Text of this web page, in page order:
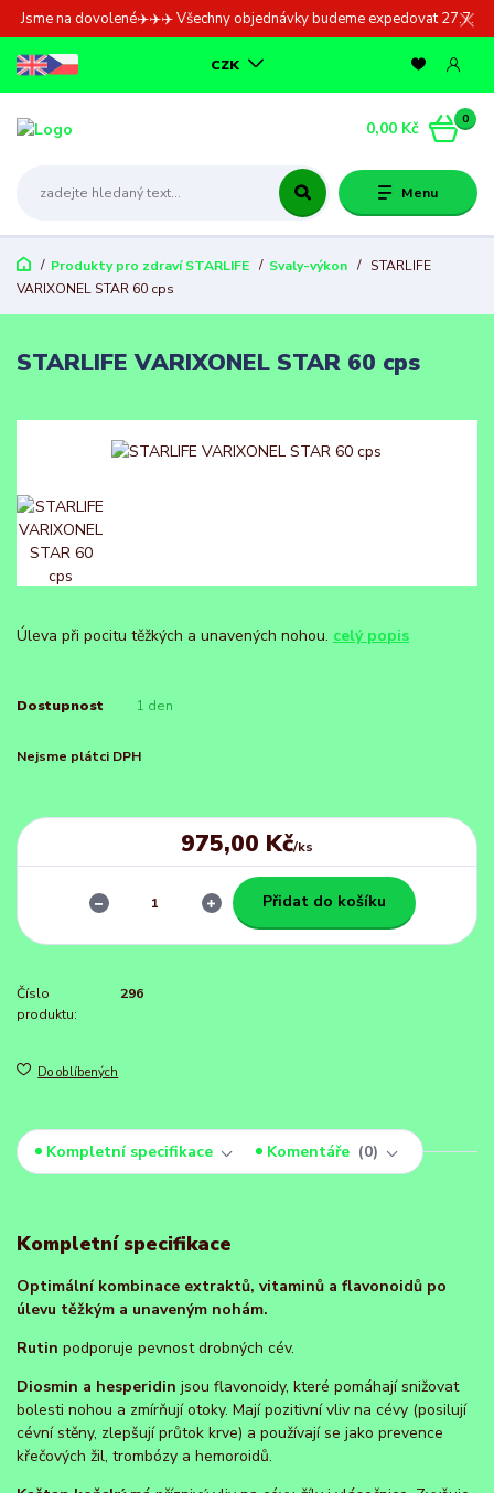
Jsme na dovolené✈️✈️✈️ Všechny objednávky budeme expedovat 27.7.
Menu
CZK
0
0,00 Kč
Produkty pro zdraví STARLIFE Svaly-výkon
STARLIFE
VARIXONEL STAR 60 cps
STARLIFE VARIXONEL STAR 60 cps
Úleva při pocitu těžkých a unavených nohou. celý popis
Dostupnost 1 den
Nejsme plátci DPH
975,00 Kč/ks
Přidat do košíku
Číslo
produktu:
296
Do oblíbených
Kompletní specifikace Komentáře 0
Kompletní specifikace
Optimální kombinace extraktů, vitaminů a flavonoidů po
úlevu těžkým a unaveným nohám.
Rutin podporuje pevnost drobných cév.
Diosmin a hesperidin jsou flavonoidy, které pomáhají snižovat
bolesti nohou a zmírňují otoky. Mají pozitivní vliv na cévy (posilují
cévní stěny, zlepšují průtok krve) a používají se jako prevence
křečových žil, trombózy a hemoroidů.